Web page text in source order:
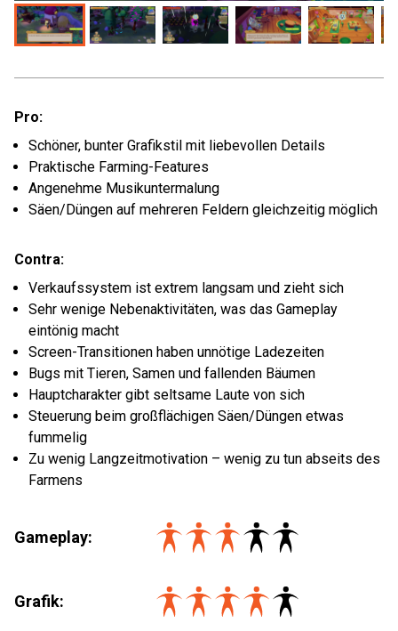
Pro:
Schöner, bunter Grafikstil mit liebevollen Details
Praktische Farming-Features
Angenehme Musikuntermalung
Säen/Düngen auf mehreren Feldern gleichzeitig möglich
Contra:
Verkaufssystem ist extrem langsam und zieht sich
Sehr wenige Nebenaktivitäten, was das Gameplay
eintönig macht
Screen-Transitionen haben unnötige Ladezeiten
Bugs mit Tieren, Samen und fallenden Bäumen
Hauptcharakter gibt seltsame Laute von sich
Steuerung beim großflächigen Säen/Düngen etwas
fummelig
Zu wenig Langzeitmotivation – wenig zu tun abseits des
Farmens
Gameplay:
Grafik: